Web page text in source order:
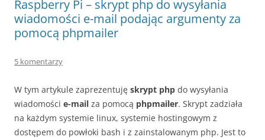
Raspberry Pi – skrypt php do wysyłania
wiadomości e-mail podając argumenty za
pomocą phpmailer
5 komentarzy
W tym artykule zaprezentuję skrypt php do wysyłania
wiadomości e-mail za pomocą phpmailer. Skrypt zadziała
na każdym systemie linux, systemie hostingowym z
dostępem do powłoki bash i z zainstalowanym php. Jest to